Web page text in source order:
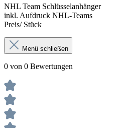
NHL Team Schlüsselanhänger
inkl. Aufdruck NHL-Teams
Preis/ Stück
Menü schließen
0 von 0 Bewertungen